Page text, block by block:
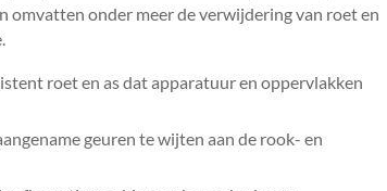
onder meer de verwijdering van roet en
roet en as dat apparatuur en oppervlakken
geuren te wijten aan de rook- en